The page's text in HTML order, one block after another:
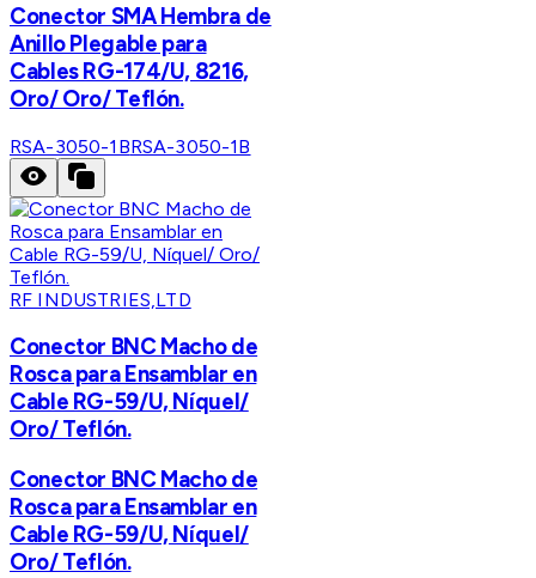
Conector SMA Hembra de
Anillo Plegable para
Cables RG-174/U, 8216,
Oro/ Oro/ Teflón.
RSA-3050-1BRSA-3050-1B
RF INDUSTRIES,LTD
Conector BNC Macho de
Rosca para Ensamblar en
Cable RG-59/U, Níquel/
Oro/ Teflón.
Conector BNC Macho de
Rosca para Ensamblar en
Cable RG-59/U, Níquel/
Oro/ Teflón.